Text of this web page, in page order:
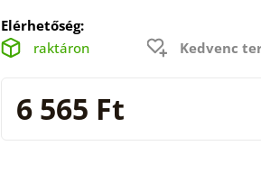
Elérhetőség:
raktáron
Kedvenc
6 565 Ft